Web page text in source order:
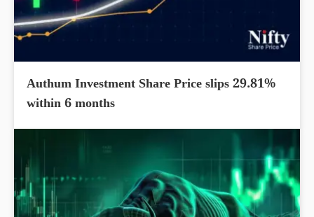
Authum Investment Share Price slips 29.81%
within 6 months